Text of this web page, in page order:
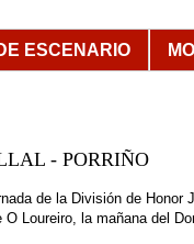
ESCENARIO
- PORRIÑO
de la División de Honor
Loureiro, la mañana del